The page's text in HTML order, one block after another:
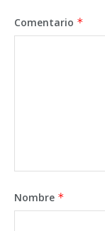
Comentario *
Nombre *